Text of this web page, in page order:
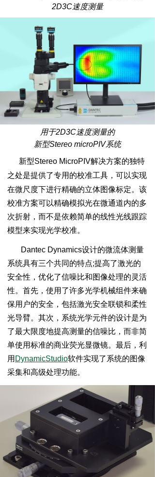
2D3C速度测量
用于2D3C速度测量的
新型Stereo microPIV系统
新型Stereo MicroPIV解决方案的独特
之处是提供了专用的校准工具，可以实现
在微尺度下进行精确的立体图像标定。 该
校准方案可以精确模拟光在微通道内的多
次折射，而不是依赖简单的线性光线跟踪
模型来实现光学校准。
Dantec Dynamics设计的微流体测量
系统具有三个共同的特点;提高了激光的
安全性，优化了信噪比和图像处理的灵活
性。首先，使用了许多光学机械组件来确
保用户的安全，包括激光安全联锁和柔性
光导臂。其次，系统光学元件的设计是为
了最大限度地提高测量的信噪比，而非简
单使用标准的商业荧光显微镜。最后，利
用 DynamicStudio软件实现了系统的图像
采集和高级处理功能。